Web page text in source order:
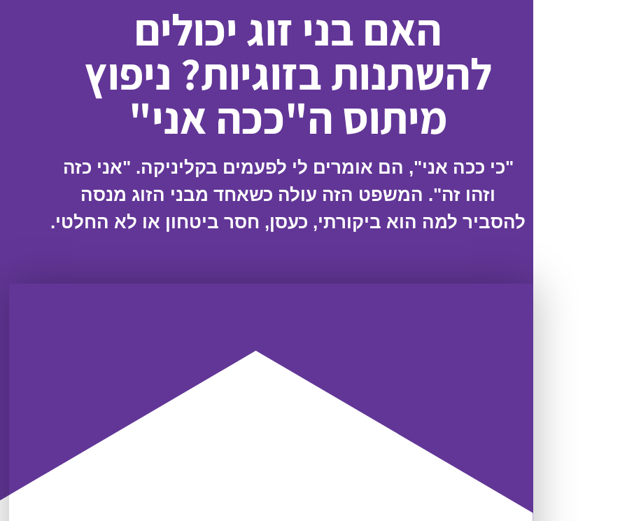
האם בני זוג יכולים
להשתנות בזוגיות? ניפוץ
מיתוס ה"ככה אני"
"כי ככה אני", הם אומרים לי לפעמים בקליניקה. "אני כזה
וזהו זה". המשפט הזה עולה כשאחד מבני הזוג מנסה
להסביר למה הוא ביקורתי, כעסן, חסר ביטחון או לא החלטי.